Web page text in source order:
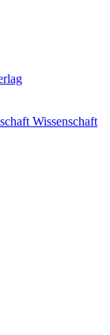
Wissenschaft